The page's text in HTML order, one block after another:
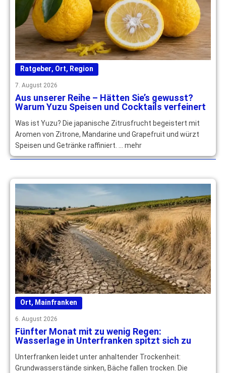
Ratgeber, Ort, Region
7. August 2026
Aus unserer Reihe – Hätten Sie’s gewusst?
Warum Yuzu Speisen und Cocktails verfeinert
Was ist Yuzu? Die japanische Zitrusfrucht begeistert mit
Aromen von Zitrone, Mandarine und Grapefruit und würzt
Speisen und Getränke raffiniert. … mehr
Ort, Mainfranken
6. August 2026
Fünfter Monat mit zu wenig Regen:
Wasserlage in Unterfranken spitzt sich zu
Unterfranken leidet unter anhaltender Trockenheit:
Grundwasserstände sinken, Bäche fallen trocken. Die